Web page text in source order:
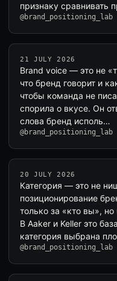
признаку сравнивать
@brand_positioning_lab
21 JULY 2026
Brand voice — это не
что бренд говорит и
чтобы команда не
спорила о вкусе. Он
слова бренд исполь…
@brand_positioning_lab
20 JULY 2026
Категория — это не
позиционирование
только за «кто вы»,
В Aaker и Keller это
категория выбрана
@brand_positioning_lab